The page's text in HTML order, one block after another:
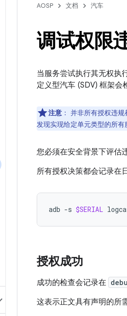
AOSP 文档 汽车
调试权限
当服务尝试执行其无权执
定义型汽车 (SDV) 框架会
注意 ：
并非所有授权违
发现实现给定单元类型的所有
您必须在安全背景下评估
所有授权决策都会记录在
adb -s $SERIAL
授权成功
成功的检查会记录在
这表示正文具有声明的所